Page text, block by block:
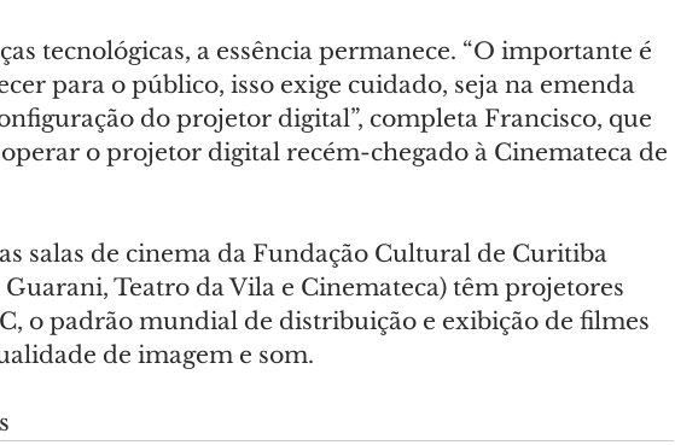
tecnológicas, a essência permanece. “O importante é
para o público, isso exige cuidado, seja na emenda
do projetor digital”, completa Francisco, que
o projetor digital recém-chegado à Cinemateca de
salas de cinema da Fundação Cultural de Curitiba
Guarani, Teatro da Vila e Cinemateca) têm projetores
o padrão mundial de distribuição e exibição de filmes
de imagem e som.